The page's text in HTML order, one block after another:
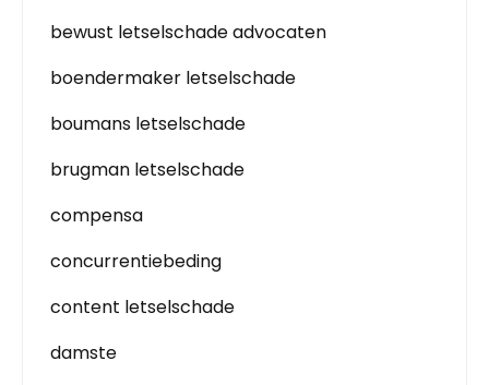
bewust letselschade advocaten
boendermaker letselschade
boumans letselschade
brugman letselschade
compensa
concurrentiebeding
content letselschade
damste